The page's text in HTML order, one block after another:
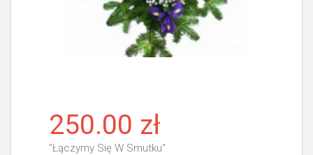
250.00 zł
"Łączymy Się W Smutku"